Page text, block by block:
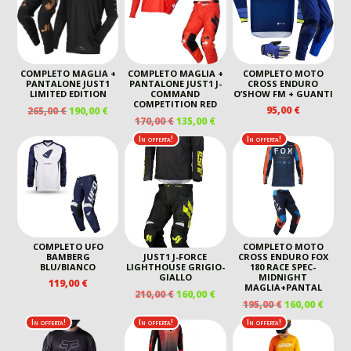
COMPLETO MAGLIA +
PANTALONE JUST1
LIMITED EDITION
265,00€IL
ORIGINALE
190,00€IL
PREZZO
ATTUALE
È:
190,00 €.
COMPLETO MAGLIA +
PANTALONE JUST1 J-
COMMAND
COMPETITION RED
170,00€IL
PREZZO
ORIGINALE
ERA:
170,00 €.
135,00€IL
PREZZO
ATTUALE
COMPLETO MOTO
CROSS ENDURO
O’SHOW FM + GUANTI
95,00€
COMPLETO UFO
BAMBERG
BLU/BIANCO
119,00€
In offerta!
JUST1 J-FORCE
LIGHTHOUSE GRIGIO-
GIALLO
210,00€IL
ORIGINALE
ERA:
160,00€IL
PREZZO
ATTUALE
In offerta!
COMPLETO MOTO
CROSS ENDURO FOX
180 RACE SPEC-
MIDNIGHT
MAGLIA+PANTAL
195,00€ IL
PREZZO
ORIGINALE
ERA:
160,00€IL
In offerta! In offerta! In offerta!